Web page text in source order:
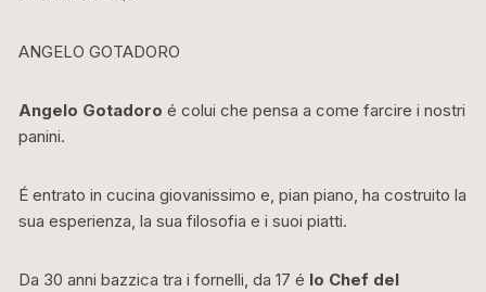
ANGELO GOTADORO
Angelo Gotadoro é colui che pensa a come farcire i nostri
panini.
É entrato in cucina giovanissimo e, pian piano, ha costruito la
sua esperienza, la sua filosofia e i suoi piatti.
Da 30 anni bazzica tra i fornelli, da 17 é lo Chef del